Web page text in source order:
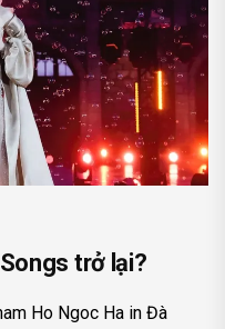
trở lại?
Ho Ngoc Ha in Đà